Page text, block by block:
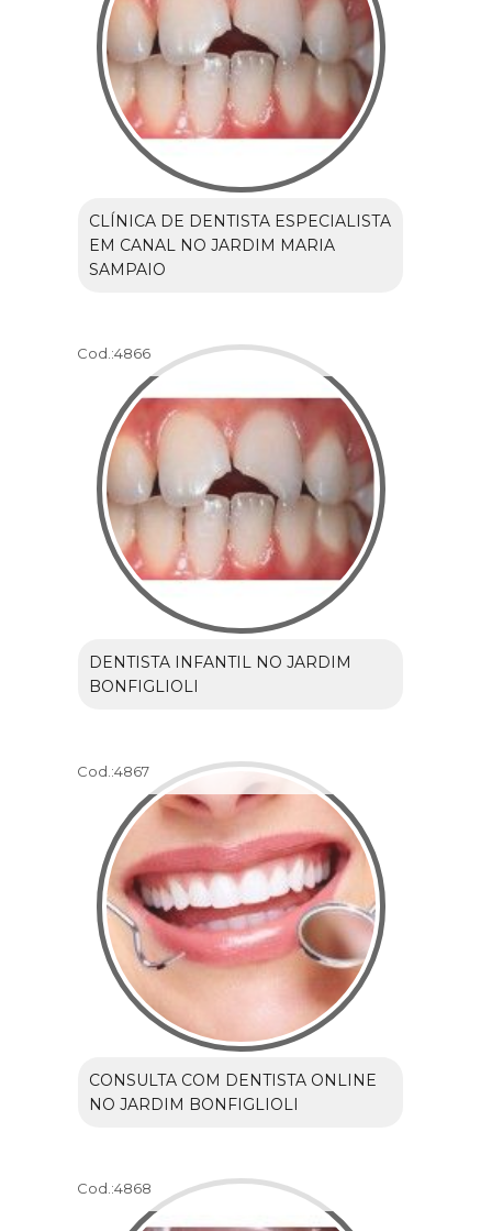
CLÍNICA DE DENTISTA ESPECIALISTA
EM CANAL NO JARDIM MARIA
SAMPAIO
Cod.:4866
DENTISTA INFANTIL NO JARDIM
BONFIGLIOLI
Cod.:4867
CONSULTA COM DENTISTA ONLINE
NO JARDIM BONFIGLIOLI
Cod.:4868